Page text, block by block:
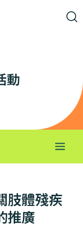
動
肢體殘疾
推廣